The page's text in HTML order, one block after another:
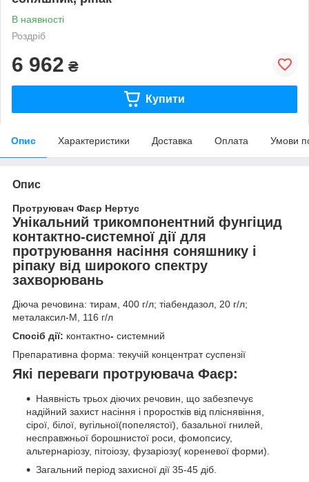
В наявності
Роздріб
6 962 ₴
Купити
Опис Характеристики Доставка Оплата Умови
Опис
Протруювач Фаєр Нертус
Унікальний трикомпонентний фунгіцид
контактно-системної дії для
протруювання насіння соняшнику і
ріпаку від широкого спектру
захворювань
Діюча речовина: тирам, 400 г/л; тіабендазол, 20 г/л;
металаксил-М, 116 г/л
Спосіб дії: контактно- системний
Препаративна форма: текучій концентрат суспензії
Які переваги протруювача Фаєр:
Наявність трьох діючих речовин, що забезпечує
надійний захист насіння і проростків від пліснявіння,
сірої, білої, вугільної(попелястої), базальної гнилей,
несправжньої борошнистої роси, фомопсису,
альтернаріозу, пітоіозу, фузаріозу( кореневої форми).
Загальний період захисної дії 35-45 діб.